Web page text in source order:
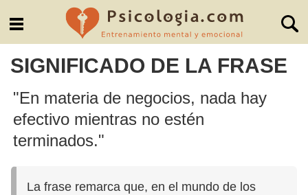
SIGNIFICADO DE LA FRASE
"En materia de negocios, nada hay
efectivo mientras no estén
terminados."
La frase remarca que, en el mundo de los